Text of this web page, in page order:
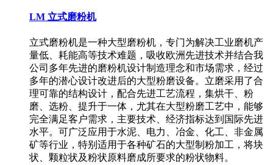
LM 立式磨粉机
立式磨粉机是一种大型磨粉机，专门为解决工业磨机产
量低、耗能高等技术难题，吸收欧洲先进技术并结合我
公司多年先进的磨粉机设计制造理念和市场需求，经过
多年的潜心设计改进后的大型粉磨设备。立磨采用了合
理可靠的结构设计，配合先进工艺流程，集烘干、粉
磨、选粉、提升于一体，尤其在大型粉磨工艺中，能够
完全满足客户需求，主要技术、经济指标达到国际先进
水平。可广泛应用于水泥、电力、冶金、化工、非金属
矿等行业，特别适用于各种矿石的大型制粉加工，将块
状、颗粒状及粉状原料磨成所要求的粉状物料。